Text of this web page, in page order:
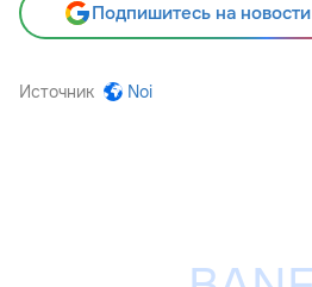
Подпишитесь на
Источник Noi